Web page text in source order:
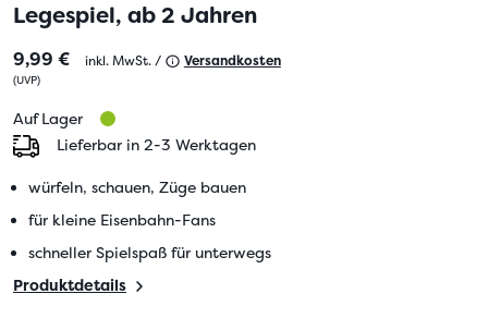
Legespiel, ab 2 Jahren
9,99 € inkl. MwSt. / Versandkosten
(UVP)
Auf Lager
Lieferbar in 2-3 Werktagen
würfeln, schauen, Züge bauen
für kleine Eisenbahn-Fans
schneller Spielspaß für unterwegs
Produktdetails